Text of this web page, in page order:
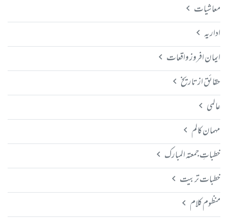
معاشیات
اداریہ
ایمان افروز واقعات
حقائق از تاریخ
عالمی
مہمان کالم
خطباتِ جمعتہ المبارک
خطبات تربیت
منظوم کلام